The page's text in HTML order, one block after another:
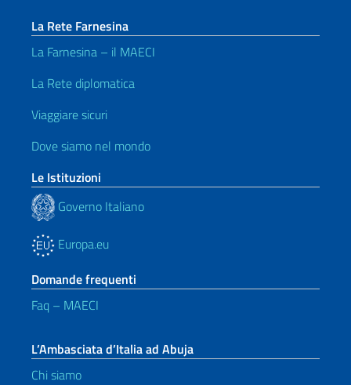
La Rete Farnesina
La Farnesina – il MAECI
La Rete diplomatica
Viaggiare sicuri
Dove siamo nel mondo
Le Istituzioni
Governo Italiano
Europa.eu
Domande frequenti
Faq – MAECI
L’Ambasciata d’Italia ad Abuja
Chi siamo